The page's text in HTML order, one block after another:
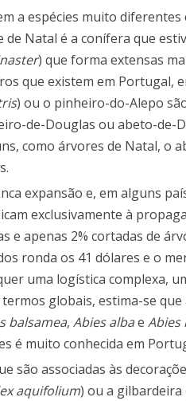
a espécies muito
Natal é a conífera que
) que forma extensas
que existem em Portugal,
) ou o pinheiro-do-Alepo
de-Douglas ou abeto-de-
como árvores de Natal, o
expansão e, em alguns
exclusivamente à
apenas 2% cortadas de
ronda os 41 dólares e o
uma logística complexa,
globais, estima-se
balsamea, Abies albae Abies
é muito conhecida em
são associadas às
aquifolium) ou a gilbardeira